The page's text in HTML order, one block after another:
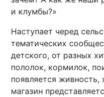
и клумбы?»
Наступает черед
тематических
детского, от разных
пололок, кормилок,
появляется
магазин